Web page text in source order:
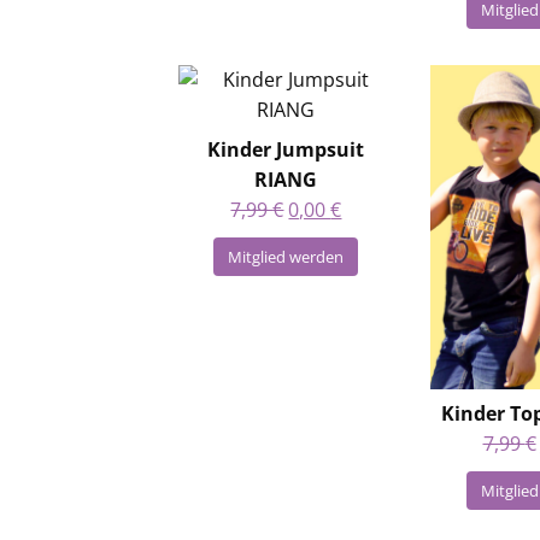
Kinder Jumpsuit
RIANG
7,99€Ursprünglicher
Preis
war:
0,00€Aktueller
Preis
ist:
Mitglied werden
Kinder
7,99€